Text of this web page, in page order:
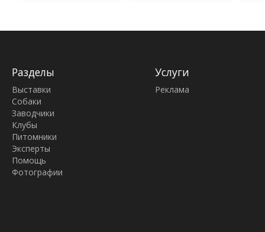
Разделы
Выставки
Собаки
Заводчики
Клубы
Питомники
Эксперты
Помощь
Фотографии
Услуги
Реклама